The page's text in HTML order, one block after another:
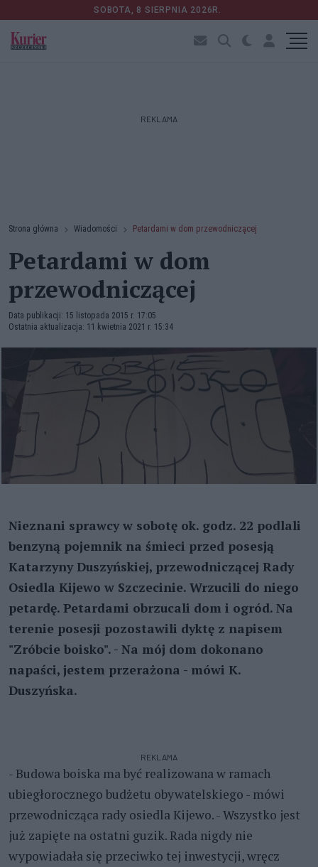
SOBOTA, 8 SIERPNIA 2026R.
REKLAMA
Strona główna Wiadomości Petardami w dom przewodniczącej
Petardami w dom
przewodniczącej
Data publikacji: 15 listopada 2015 r. 17:05
Ostatnia aktualizacja: 11 kwietnia 2021 r. 15:34
Nieznani sprawcy w sobotę ok. godz. 22 podlali
benzyną pojemnik na śmieci przed posesją
Katarzyny Duszyńskiej, przewodniczącej Rady
Osiedla Kijewo w Szczecinie. Wrzucili do niego
petardę. Petardami obrzucali dom i ogród. Na
terenie posesji pozostawili dyktę z napisem
"Zróbcie boisko". - Na mój dom dokonano
napaści, jestem przerażona - mówi K.
Duszyńska.
REKLAMA
- Budowa boiska ma być realizowana w ramach
ubiegłorocznego budżetu obywatelskiego - mówi
przewodnicząca rady osiedla Kijewo. - Wszystko jest
już zapięte na ostatni guzik. Rada nigdy nie
wypowiadała się przeciwko tej inwestycji, wręcz